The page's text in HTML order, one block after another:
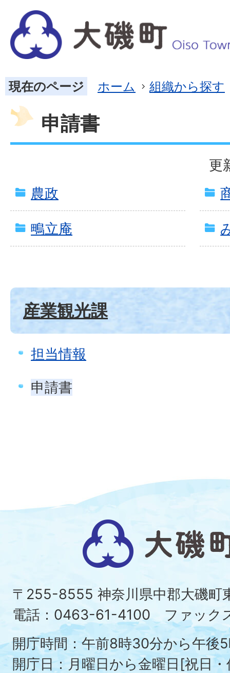
現在のページ ホーム 組織から探す
申請書
更
農政
鴫立庵
産業観光課
担当情報
申請書
大
磯
町
〒255-8555 神奈川県中郡大磯
電話：0463-61-4100 ファック
開庁時間：午前8時30分から午後
開庁日：月曜日から金曜日[祝日